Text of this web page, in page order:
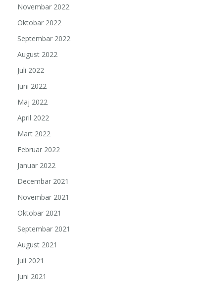
Novembar 2022
Oktobar 2022
Septembar 2022
August 2022
Juli 2022
Juni 2022
Maj 2022
April 2022
Mart 2022
Februar 2022
Januar 2022
Decembar 2021
Novembar 2021
Oktobar 2021
Septembar 2021
August 2021
Juli 2021
Juni 2021